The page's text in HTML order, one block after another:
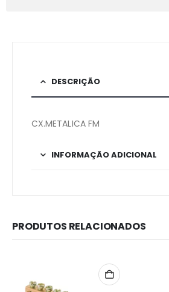
DESCRIÇÃO
CX.METALICA FM
INFORMAÇÃO ADICIONAL
PRODUTOS RELACIONADOS